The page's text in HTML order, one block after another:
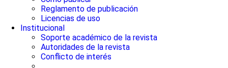
Reglamento de publicación
Licencias de uso
Institucional
Soporte académico de la revista
Autoridades de la revista
Conflicto de interés